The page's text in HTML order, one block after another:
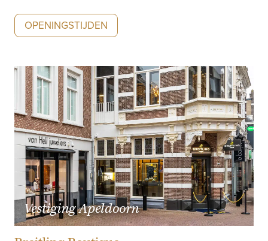
OPENINGSTIJDEN
Vestiging Apeldoorn